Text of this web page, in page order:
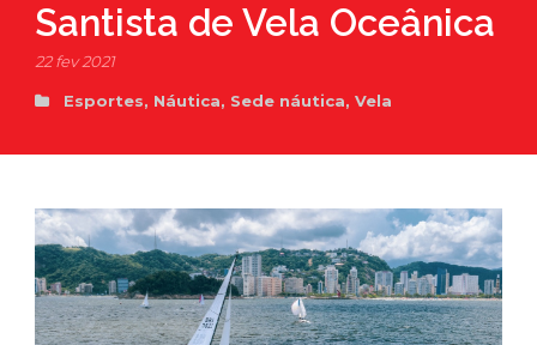
Santista de Vela Oceânica
22 fev 2021
Esportes, Náutica, Sede náutica, Vela